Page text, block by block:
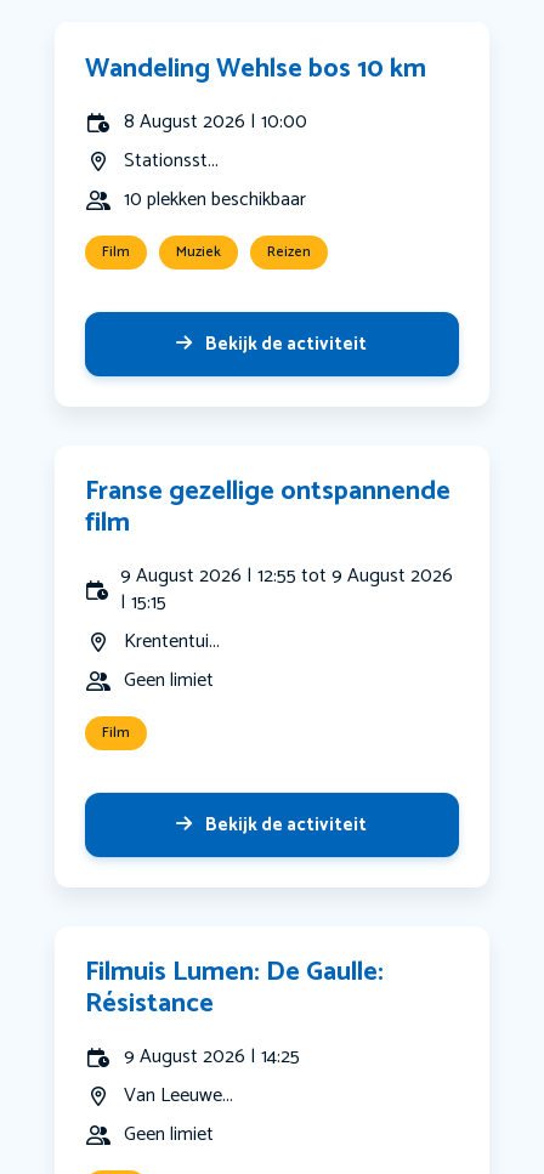
Wandeling Wehlse bos 10 km
8 August 2026 | 10:00
Stationsst...
10 plekken beschikbaar
Film Muziek Reizen
Bekijk de activiteit
Franse gezellige ontspannende
film
9 August 2026 | 12:55 tot 9 August 2026
| 15:15
Krententui...
Geen limiet
Film
Bekijk de activiteit
Filmuis Lumen: De Gaulle:
Résistance
9 August 2026 | 14:25
Van Leeuwe...
Geen limiet